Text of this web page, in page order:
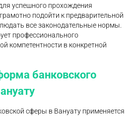
успешного прохождения
подойти к предварительной
все законодательные нормы.
профессионального
компетентности в конкретной
банковского
сферы в Вануату применяется